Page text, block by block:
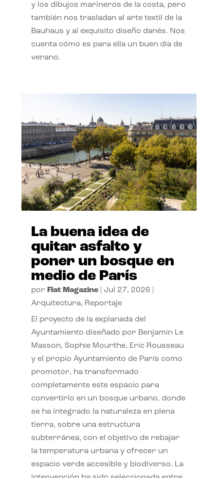
y los dibujos marineros de la costa, pero
también nos trasladan al arte textil de la
Bauhaus y al exquisito diseño danés. Nos
cuenta cómo es para ella un buen día de
verano.
La buena idea de
quitar asfalto y
poner un bosque en
medio de París
por Flat Magazine| Jul 27, 2026
Arquitectura, Reportaje
El proyecto de la explanada del
Ayuntamiento diseñado por Benjamin Le
Masson, Sophie Mourthe, Eric Rousseau
y el propio Ayuntamiento de París como
promotor, ha transformado
completamente este espacio para
convertirlo en un bosque urbano, donde
se ha integrado la naturaleza en plena
tierra, sobre una estructura
subterránea, con el objetivo de rebajar
la temperatura urbana y ofrecer un
espacio verde accesible y biodiverso. La